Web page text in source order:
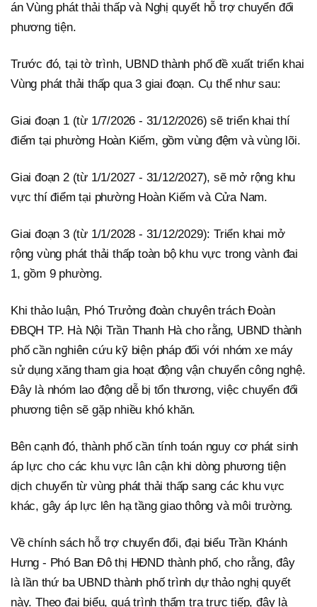
án Vùng phát thải thấp và Nghị quyết hỗ trợ chuyển đổi
phương tiện.
Trước đó, tại tờ trình, UBND thành phố đề xuất triển khai
Vùng phát thải thấp qua 3 giai đoạn. Cụ thể như sau:
Giai đoạn 1 (từ 1/7/2026 - 31/12/2026) sẽ triển khai thí
điểm tại phường Hoàn Kiếm, gồm vùng đệm và vùng lõi.
Giai đoạn 2 (từ 1/1/2027 - 31/12/2027), sẽ mở rộng khu
vực thí điểm tại phường Hoàn Kiếm và Cửa Nam.
Giai đoạn 3 (từ 1/1/2028 - 31/12/2029): Triển khai mở
rộng vùng phát thải thấp toàn bộ khu vực trong vành đai
1, gồm 9 phường.
Khi thảo luận, Phó Trưởng đoàn chuyên trách Đoàn
ĐBQH TP. Hà Nội Trần Thanh Hà cho rằng, UBND thành
phố cần nghiên cứu kỹ biện pháp đối với nhóm xe máy
sử dụng xăng tham gia hoạt động vận chuyển công nghệ.
Đây là nhóm lao động dễ bị tổn thương, việc chuyển đổi
phương tiện sẽ gặp nhiều khó khăn.
Bên cạnh đó, thành phố cần tính toán nguy cơ phát sinh
áp lực cho các khu vực lân cận khi dòng phương tiện
dịch chuyển từ vùng phát thải thấp sang các khu vực
khác, gây áp lực lên hạ tầng giao thông và môi trường.
Về chính sách hỗ trợ chuyển đổi, đại biểu Trần Khánh
Hưng - Phó Ban Đô thị HĐND thành phố, cho rằng, đây
là lần thứ ba UBND thành phố trình dự thảo nghị quyết
này. Theo đại biểu, quá trình thẩm tra trực tiếp, đây là